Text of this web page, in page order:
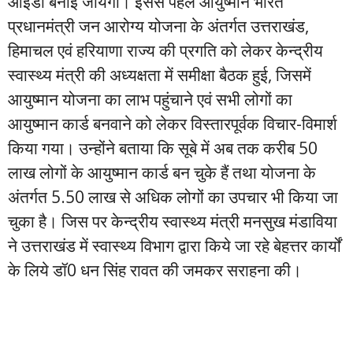
प्रधानमंत्री जन आरोग्य योजना के अंतर्गत उत्तराखंड,
हिमाचल एवं हरियाणा राज्य की प्रगति को लेकर केन्द्रीय
स्वास्थ्य मंत्री की अध्यक्षता में समीक्षा बैठक हुई, जिसमें
आयुष्मान योजना का लाभ पहुंचाने एवं सभी लोगों का
आयुष्मान कार्ड बनवाने को लेकर विस्तारपूर्वक विचार-विमार्श
किया गया। उन्होंने बताया कि सूबे में अब तक करीब 50
लाख लोगों के आयुष्मान कार्ड बन चुके हैं तथा योजना के
अंतर्गत 5.50 लाख से अधिक लोगों का उपचार भी किया जा
चुका है। जिस पर केन्द्रीय स्वास्थ्य मंत्री मनसुख मंडाविया
ने उत्तराखंड में स्वास्थ्य विभाग द्वारा किये जा रहे बेहत्तर कार्यों
के लिये डॉ0 धन सिंह रावत की जमकर सराहना की।